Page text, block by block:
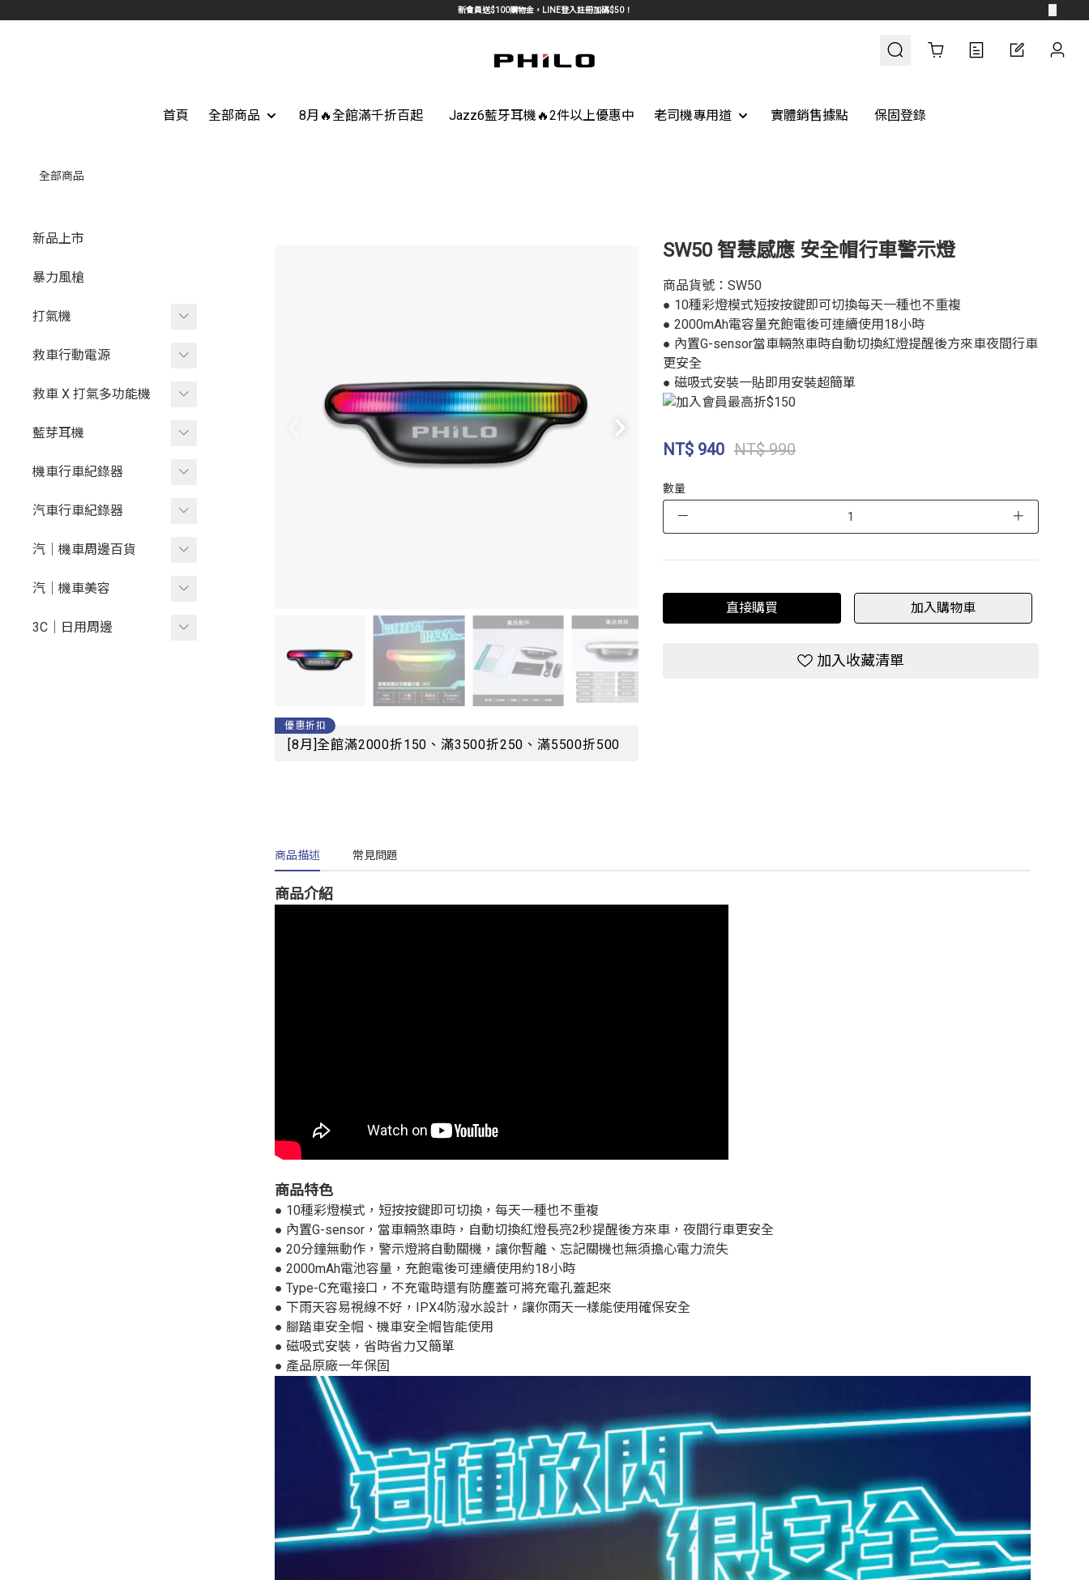
新會員送$100購物金，LINE登入註冊加碼$50！
Cart
首頁 全部商品 8月🔥全館滿千折百起 Jazz6藍牙耳機🔥2件以上優惠中 老司機專用道 實體銷售據點 保固登錄
全部商品
新品上市
暴力風槍
打氣機
打氣機配件
打氣機
救車行動電源
汽油版救車行動電源
柴油版救車行動電源
救車 X 打氣多功能機
熱銷推薦
汽油版救車X打氣
藍芽耳機
安全帽藍芽耳機
藍芽耳機配件
機車行車紀錄器
熱銷推薦
機車行車紀錄器配件
汽車行車紀錄器
熱銷推薦
基本款
汽｜機車周邊百貨
汽車手機支架
安全帽警示燈
汽｜機車美容
清洗機
3C｜日用周邊
優惠折扣
[8月]全館滿2000折150、滿3500折250、滿5500折500
SW50 智慧感應 安全帽行車警示燈
商品貨號：SW50
● 10種彩燈模式短按按鍵即可切換每天一種也不重複
● 2000mAh電容量充飽電後可連續使用18小時
● 內置G-sensor當車輛煞車時自動切換紅燈提醒後方來車夜間行車
更安全
● 磁吸式安裝一貼即用安裝超簡單
NT$940 NT$ 990
數量
－ ＋
直接購買 加入購物車
加入收藏清單
商品描述 常見問題
商品介紹
商品特色
● 10種彩燈模式，短按按鍵即可切換，每天一種也不重複
● 內置G-sensor，當車輛煞車時，自動切換紅燈長亮2秒提醒後方來車，夜間行車更安全
●20分鐘無動作，警示燈將自動關機，讓你暫離、忘記關機也無須擔心電力流失
●2000mAh電池容量，充飽電後可連續使用約18小時
●Type-C充電接口，不充電時還有防塵蓋可將充電孔蓋起來
●下雨天容易視線不好，IPX4防潑水設計，讓你雨天一樣能使用確保安全
● 腳踏車安全帽、機車安全帽皆能使用
●磁吸式安裝，省時省力又簡單
● 產品原廠一年保固